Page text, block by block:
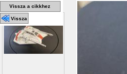
Vissza a cikkhez
Vissza